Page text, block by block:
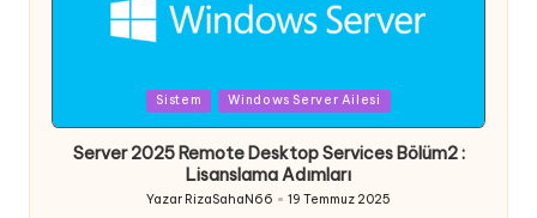
in
Sistem Windows Server Ailesi
Server 2025 Remote Desktop Services Bölüm2 :
Lisanslama Adımları
Posted
Yazar RizaSahaN66 19 Temmuz 2025